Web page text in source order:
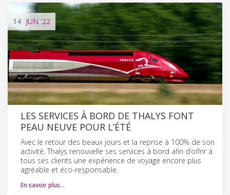
14 JUN '22
LES SERVICES À BORD DE THALYS FONT
PEAU NEUVE POUR L’ÉTÉ
Avec le retour des beaux jours et la reprise à 100% de son
activité, Thalys renouvelle ses services à bord afin d’offrir à
tous ses clients une expérience de voyage encore plus
agréable et éco-responsable.
En savoir plus…